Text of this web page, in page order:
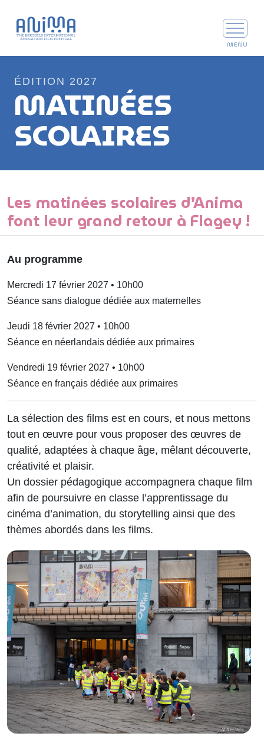
ÉDITION 2027
MATINÉES
SCOLAIRES
Les matinées scolaires d’Anima
font leur grand retour à Flagey !
Au programme
Mercredi 17 février 2027 • 10h00
Séance sans dialogue dédiée aux maternelles
Jeudi 18 février 2027 • 10h00
Séance en néerlandais dédiée aux primaires
Vendredi 19 février 2027 • 10h00
Séance en français dédiée aux primaires
La sélection des films est en cours, et nous mettons
tout en œuvre pour vous proposer des œuvres de
qualité, adaptées à chaque âge, mêlant découverte,
créativité et plaisir.
Un dossier pédagogique accompagnera chaque film
afin de poursuivre en classe l’apprentissage du
cinéma d’animation, du storytelling ainsi que des
thèmes abordés dans les films.